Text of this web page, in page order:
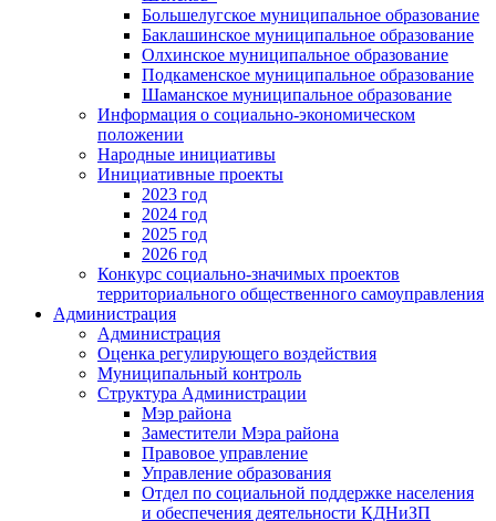
Большелугское муниципальное образование
Баклашинское муниципальное образование
Олхинское муниципальное образование
Подкаменское муниципальное образование
Шаманское муниципальное образование
Информация о социально-экономическом
положении
Народные инициативы
Инициативные проекты
2023 год
2024 год
2025 год
2026 год
Конкурс социально-значимых проектов
территориального общественного самоуправления
Администрация
Администрация
Оценка регулирующего воздействия
Муниципальный контроль
Структура Администрации
Мэр района
Заместители Мэра района
Правовое управление
Управление образования
Отдел по социальной поддержке населения
и обеспечения деятельности КДНиЗП